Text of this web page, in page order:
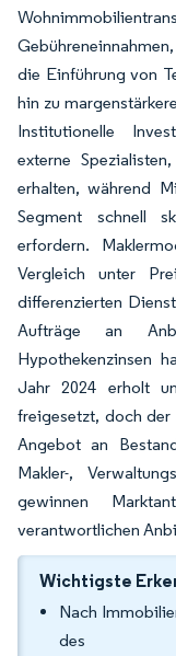
die Einführung von
hin zu
Institutionelle
externe
erhalten, während
Segment schnell
erfordern.
Vergleich unter
differenzierten
Aufträge an
Hypothekenzinsen
Jahr 2024 erholt
freigesetzt, doch der
Angebot an
Makler-,
gewinnen
verantwortlichen
Wichtigste
Nach
des